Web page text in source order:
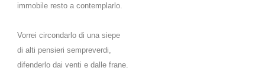
immobile resto a contemplarlo.
Vorrei circondarlo di una siepe
di alti pensieri sempreverdi,
difenderlo dai venti e dalle frane.